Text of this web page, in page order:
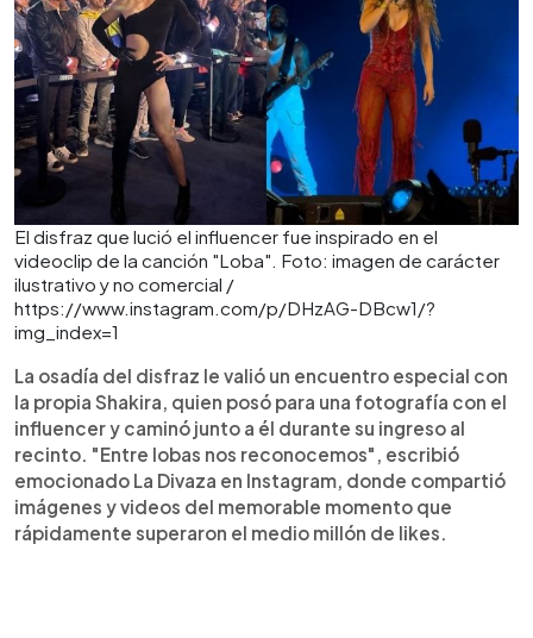
El disfraz que lució el influencer fue inspirado en el
videoclip de la canción "Loba". Foto: imagen de carácter
ilustrativo y no comercial /
https://www.instagram.com/p/DHzAG-DBcw1/?
img_index=1
La osadía del disfraz le valió un encuentro especial con
la propia Shakira, quien posó para una fotografía con el
influencer y caminó junto a él durante su ingreso al
recinto. "Entre lobas nos reconocemos", escribió
emocionado La Divaza en Instagram, donde compartió
imágenes y videos del memorable momento que
rápidamente superaron el medio millón de likes.